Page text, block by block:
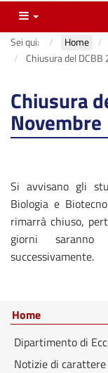
Menu
Sei qui: Home
Chiusura del DCBB
Chiusura
Novembre
Si avvisano gli
Biologia e
rimarrà chiuso,
giorni saranno
successivamente.
Home
Dipartimento di
Notizie di